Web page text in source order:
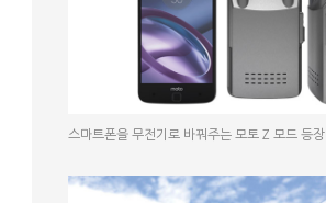
스마트폰을 무전기로 바꿔주는 모토 Z 모드 등장